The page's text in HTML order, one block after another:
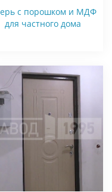
с порошком и МДФ
для частного дома